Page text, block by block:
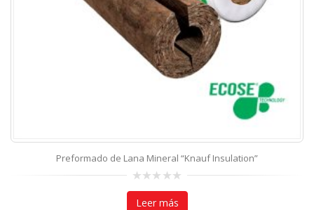
Preformado de Lana Mineral “Knauf Insulation”
0
outLeer más